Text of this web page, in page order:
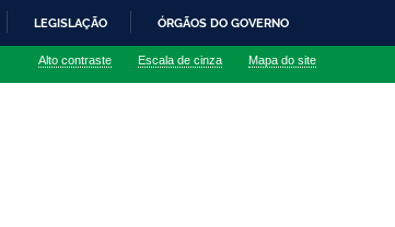
LEGISLAÇÃO ÓRGÃOS DO GOVERNO
Alto contraste Escala de cinza Mapa do site